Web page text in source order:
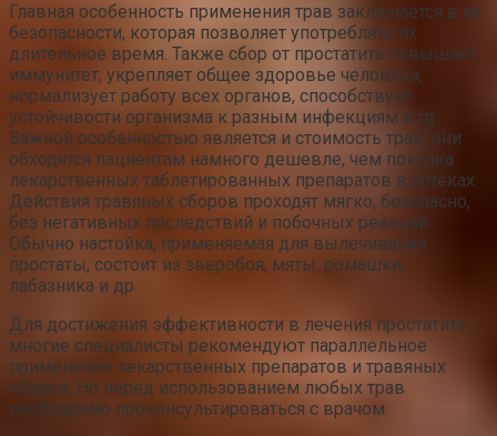
Главная особенность применения трав заключается в их
безопасности, которая позволяет употреблять их
длительное время. Также сбор от простатита повышает
иммунитет, укрепляет общее здоровье человека,
нормализует работу всех органов, способствует
устойчивости организма к разным инфекциям и тд.
Важной особенностью является и стоимость трав, они
обходятся пациентам намного дешевле, чем покупка
лекарственных таблетированных препаратов в аптеках.
Действия травяных сборов проходят мягко, безопасно,
без негативных последствий и побочных реакций.
Обычно настойка, применяемая для вылечивания
простаты, состоит из зверобоя, мяты, ромашки,
лабазника и др.
Для достижения эффективности в лечения простатита
многие специалисты рекомендуют параллельное
применение лекарственных препаратов и травяных
сборов. Но перед использованием любых трав
необходимо проконсультироваться с врачом.